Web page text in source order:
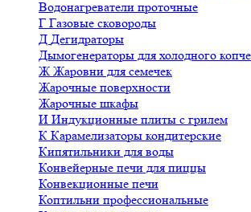
Водонагреватели проточные
Г Газовые сковороды
Д Дегидраторы
Дымогенераторы для холодного
ЖЖаровни для семечек
Жарочные поверхности
Жарочные шкафы
И Индукционные плиты с грилем
К Карамелизаторы кондитерские
Кипятильники для воды
Конвейерные печи для пиццы
Конвекционные печи
Коптильни профессиональные